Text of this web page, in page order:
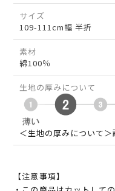
サイズ
109-111cm幅 半折
素材
綿100％
生地の厚みについて
＜生地の厚みについて＞
【注意事項】